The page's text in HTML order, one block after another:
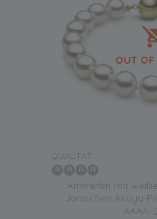
QUALITÄT:
Armreifen mit
Janischen Akoya
AAAA-